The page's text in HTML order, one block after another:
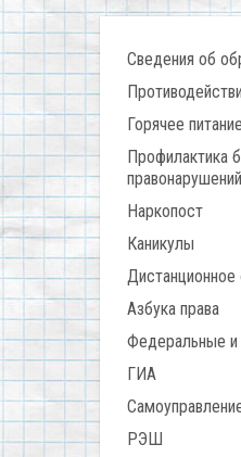
Сведения об
Горячее
Профилактика
Наркопост
Каникулы
Дистанционное
Азбука права
Федеральные и
ГИА
РЭШ